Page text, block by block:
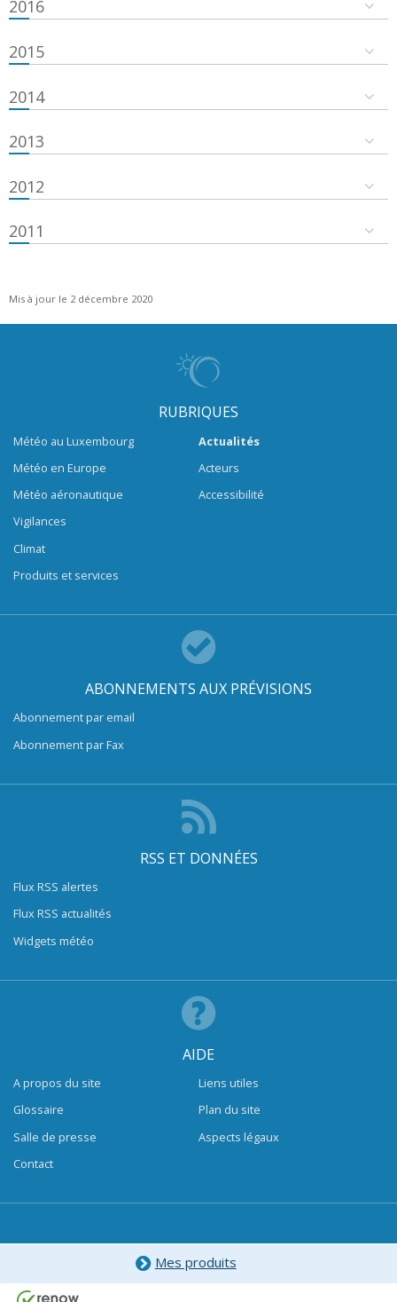
2016
2015
2014
2013
2012
2011
Mis à jour le 2 décembre 2020
RUBRIQUES
Météo au Luxembourg
Météo en Europe
Météo aéronautique
Vigilances
Climat
Produits et services
Actualités
Acteurs
Accessibilité
ABONNEMENTS AUX PRÉVISIONS
Abonnement par email
Abonnement par Fax
RSS ET DONNÉES
Flux RSS alertes
Flux RSS actualités
Widgets météo
AIDE
A propos du site
Glossaire
Salle de presse
Contact
Liens utiles
Plan du site
Aspects légaux
Mes produits